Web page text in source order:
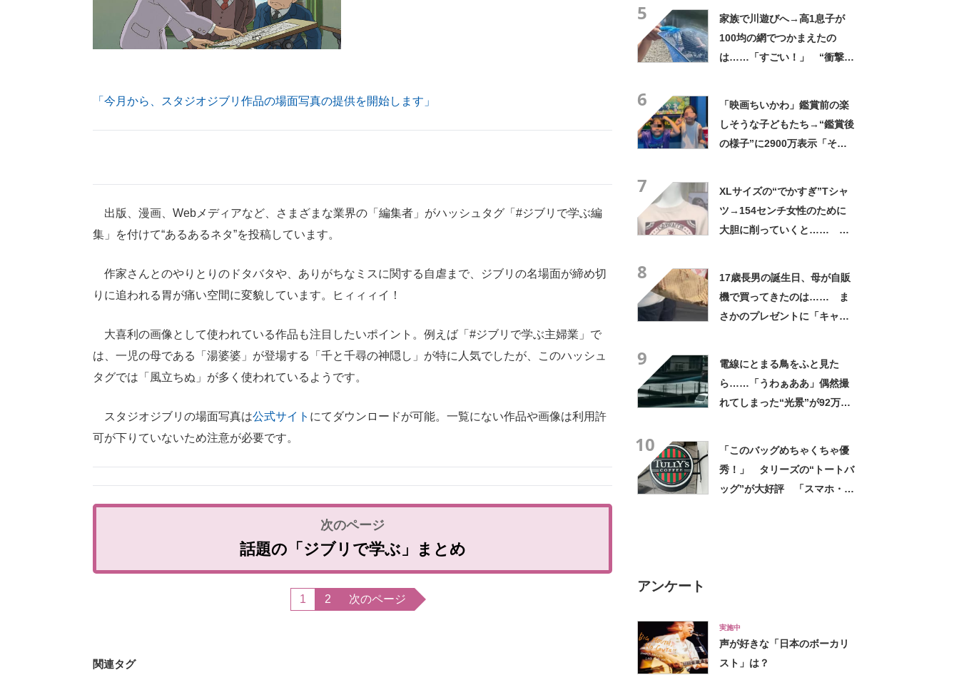
「今月から、スタジオジブリ作品の場面写真の提供を開始します」
出版、漫画、Webメディアなど、さまざまな業界の「編集者」がハッシュタグ「#ジブリで学ぶ編
集」を付けて“あるあるネタ”を投稿しています。
作家さんとのやりとりのドタバタや、ありがちなミスに関する自虐まで、ジブリの名場面が締め切
りに追われる胃が痛い空間に変貌しています。ヒィィィイ！
大喜利の画像として使われている作品も注目したいポイント。例えば「#ジブリで学ぶ主婦業」で
は、一児の母である「湯婆婆」が登場する「千と千尋の神隠し」が特に人気でしたが、このハッシュ
タグでは「風立ちぬ」が多く使われているようです。
スタジオジブリの場面写真は公式サイト にてダウンロードが可能。一覧にない作品や画像は利用許
可が下りていないため注意が必要です。
話題の「ジブリで学ぶ」まとめ
1 2 次のページ
関連タグ
5
家族で川遊びへ→高1息子が
100均の網でつかまえたの
は……「すごい！」 “衝撃の
6
「映画ちいかわ」鑑賞前の楽
しそうな子どもたち→“鑑賞後
の様子”に2900万表示「そう
7
XLサイズの“でかすぎ”Tシャ
ツ→154センチ女性のために
大胆に削っていくと……
8
17歳長男の誕生日、母が自販
機で買ってきたのは…… ま
さかのプレゼントに「キャー
9
電線にとまる鳥をふと見た
ら……「うわぁああ」偶然撮
れてしまった“光景”が92万再
10
「このバッグめちゃくちゃ優
秀！」 タリーズの“トートバ
ッグ”が大好評 「スマホ・財
アンケート
実施中
声が好きな「日本のボーカリ
スト」は？